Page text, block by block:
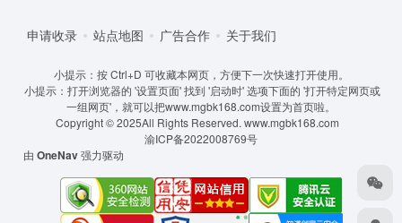
申请收录 站点地图 广告合作 关于我们
小提示：按 Ctrl+D 可收藏本网页，方便下一次快速打开使用。
小提示：打开浏览器的 '设置页面' 找到 '启动时' 选项下面的 '打开特定网页或
一组网页'，就可以把www.mgbk168.com设置为首页啦。
Copyright © 2025All Rights Reserved. www.mgbk168.com
渝ICP备2022008769号
由 OneNav强力驱动